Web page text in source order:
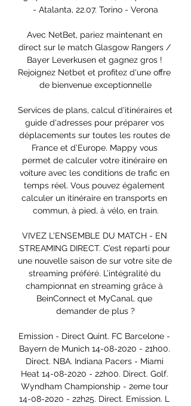
- Atalanta, 22.07. Torino - Verona
Avec NetBet, pariez maintenant en
direct sur le match Glasgow Rangers /
Bayer Leverkusen et gagnez gros !
Rejoignez Netbet et profitez d'une offre
de bienvenue exceptionnelle
Services de plans, calcul d'itinéraires et
guide d'adresses pour préparer vos
déplacements sur toutes les routes de
France et d’Europe. Mappy vous
permet de calculer votre itinéraire en
voiture avec les conditions de trafic en
temps réel. Vous pouvez également
calculer un itinéraire en transports en
commun, à pied, à vélo, en train.
VIVEZ L'ENSEMBLE DU MATCH - EN
STREAMING DIRECT. C’est reparti pour
une nouvelle saison de sur votre site de
streaming préféré. L’intégralité du
championnat en streaming grâce à
BeinConnect et MyCanal, que
demander de plus ?
Emission - Direct Quint. FC Barcelone -
Bayern de Munich 14-08-2020 - 21h00.
Direct. NBA. Indiana Pacers - Miami
Heat 14-08-2020 - 22h00. Direct. Golf.
Wyndham Championship - 2eme tour
14-08-2020 - 22h25. Direct. Emission. L